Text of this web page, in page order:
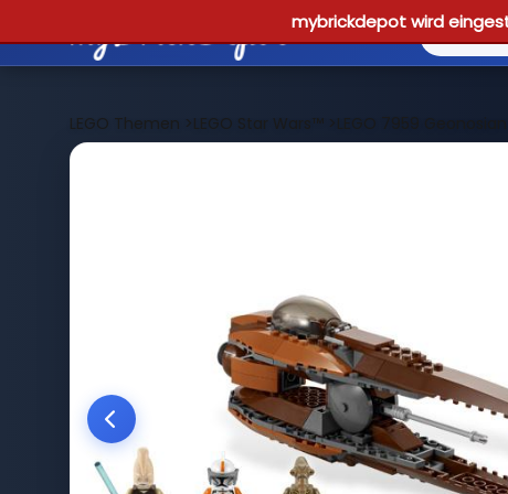
mybrickdepot wird
LEGO Themen >LEGO Star Wars™>LEGO 7959